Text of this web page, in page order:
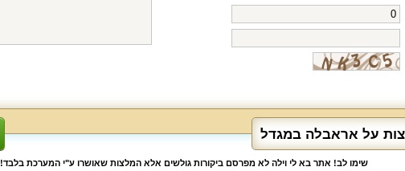
על אראבלה במגדל
שימו לב! אתר בא לי וילה לא מפרסם ביקורות גולשים אלא המלצות שאושרו ע"י המערכת בלבד!